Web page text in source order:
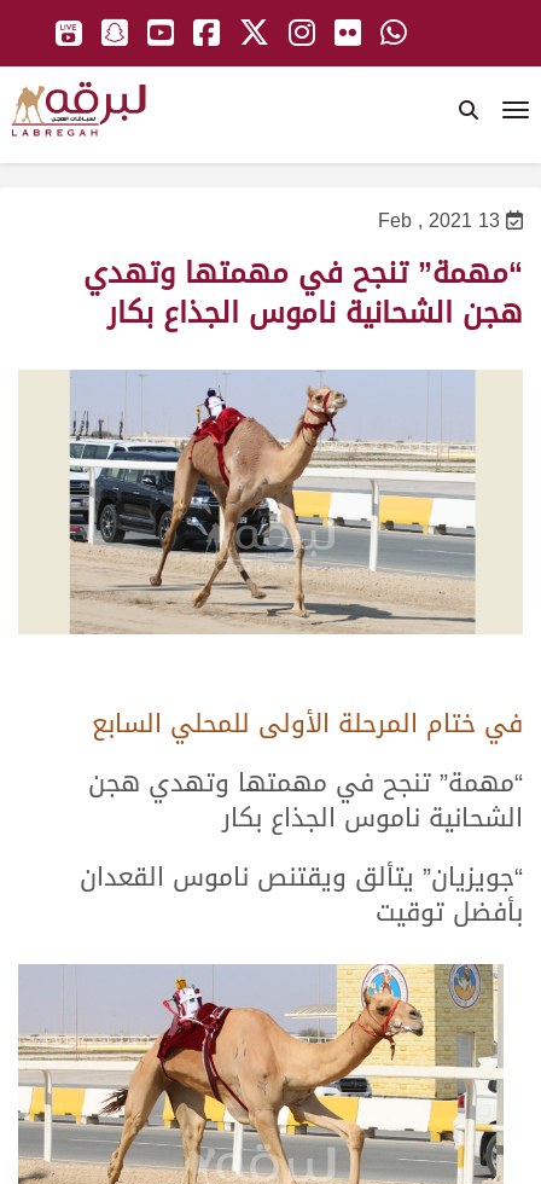
13 Feb , 2021
“مهمة” تنجح في مهمتها وتهدي
هجن الشحانية ناموس الجذاع بكار
في ختام المرحلة الأولى للمحلي السابع
“مهمة” تنجح في مهمتها وتهدي هجن
الشحانية ناموس الجذاع بكار
“جويزيان” يتألق ويقتنص ناموس القعدان
بأفضل توقيت